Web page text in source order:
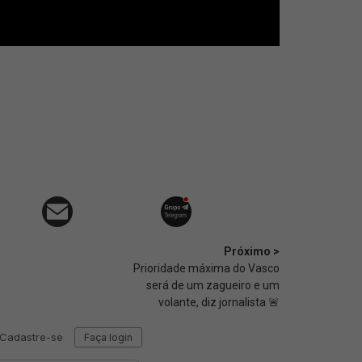
Próximo >
Prioridade máxima do Vasco
será de um zagueiro e um
volante, diz jornalista 🚨